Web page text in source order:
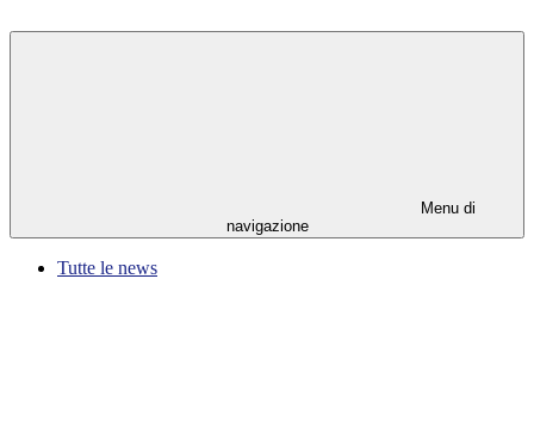
Menu di
navigazione
Tutte le news